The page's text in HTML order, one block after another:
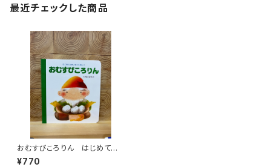
最近チェックした商品
おむすびころりん はじめての
めいさくえほん3
¥770